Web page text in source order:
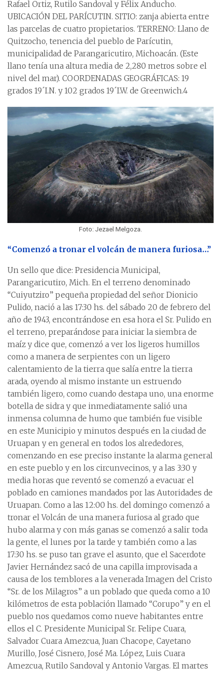
Rafael Ortiz, Rutilo Sandoval y Félix Anducho.
UBICACIÓN DEL PARÍCUTIN. SITIO: zanja abierta entre
las parcelas de cuatro propietarios. TERRENO: Llano de
Quitzocho, tenencia del pueblo de Parícutin,
municipalidad de Parangaricutiro, Michoacán. (Este
llano tenía una altura media de 2,280 metros sobre el
nivel del mar). COORDENADAS GEOGRÁFICAS: 19
grados 19´I.N. y 102 grados 19´I.W. de Greenwich.4
Foto: Jezael Melgoza.
“Comenzó a tronar el volcán de manera furiosa…”
Un sello que dice: Presidencia Municipal,
Parangaricutiro, Mich. En el terreno denominado
“Cuiyutziro” pequeña propiedad del señor Dionicio
Pulido, nació a las 17:30 hs. del sábado 20 de febrero del
año de 1943, encontrándose en esa hora el Sr. Pulido en
el terreno, preparándose para iniciar la siembra de
maíz y dice que, comenzó a ver los ligeros humillos
como a manera de serpientes con un ligero
calentamiento de la tierra que salía entre la tierra
arada, oyendo al mismo instante un estruendo
también ligero, como cuando destapa uno, una enorme
botella de sidra y que inmediatamente salió una
inmensa columna de humo que también fue visible
en este Municipio y minutos después en la ciudad de
Uruapan y en general en todos los alrededores,
comenzando en ese preciso instante la alarma general
en este pueblo y en los circunvecinos, y a las 3:30 y
media horas que reventó se comenzó a evacuar el
poblado en camiones mandados por las Autoridades de
Uruapan. Como a las 12:00 hs. del domingo comenzó a
tronar el Volcán de una manera furiosa al grado que
hubo alarma y con más ganas se comenzó a salir toda
la gente, el lunes por la tarde y también como a las
17:30 hs. se puso tan grave el asunto, que el Sacerdote
Javier Hernández sacó de una capilla improvisada a
causa de los temblores a la venerada Imagen del Cristo
“Sr. de los Milagros” a un poblado que queda como a 10
kilómetros de esta población llamado “Corupo” y en el
pueblo nos quedamos como nueve habitantes entre
ellos el C. Presidente Municipal Sr. Felipe Cuara,
Salvador Cuara Amezcua, Juan Chacope, Cayetano
Murillo, José Cisnero, José Ma. López, Luis Cuara
Amezcua, Rutilo Sandoval y Antonio Vargas. El martes